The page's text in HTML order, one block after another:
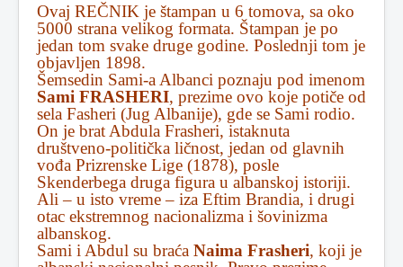
Ovaj REČNIK je štampan u 6 tomova, sa oko
5000 strana velikog formata. Štampan je po
jedan tom svake druge godine. Poslednji tom je
objavljen 1898.
Šemsedin Sami-a Albanci poznaju pod imenom
Sami FRASHERI, prezime ovo koje potiče od
sela Fasheri (Jug Albanije), gde se Sami rodio.
On je brat Abdula Frasheri, istaknuta
društveno-politička ličnost, jedan od glavnih
vođa Prizrenske Lige (1878), posle
Skenderbega druga figura u albanskoj istoriji.
Ali – u isto vreme – iza Eftim Brandia, i drugi
otac ekstremnog nacionalizma i šovinizma
albanskog.
Sami i Abdul su braća Naima Frasheri, koji je